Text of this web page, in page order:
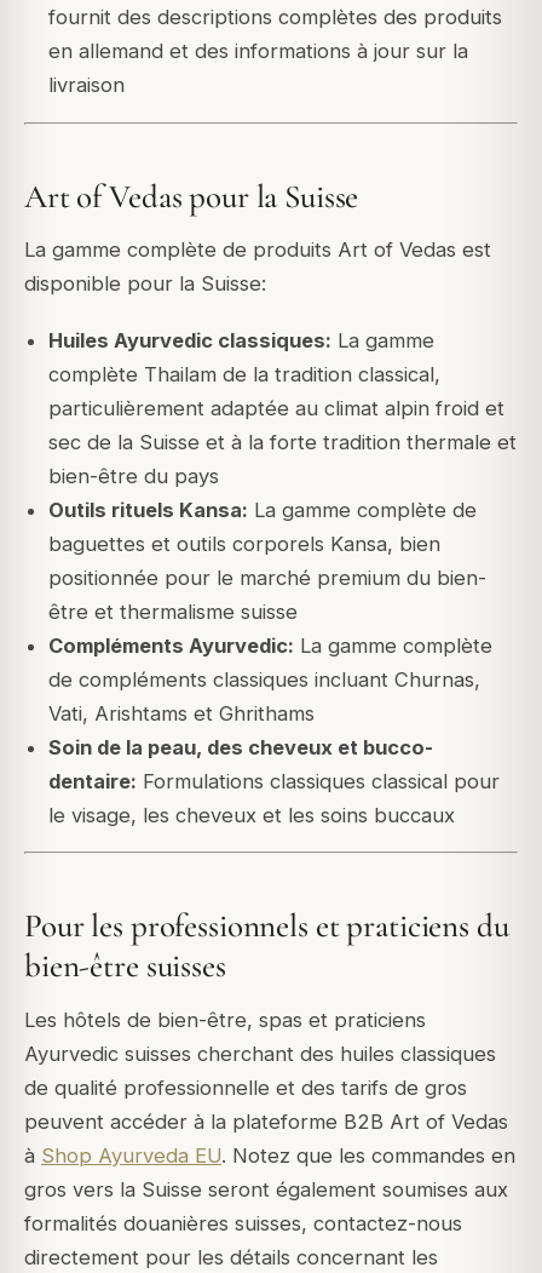
fournit des descriptions complètes des produits
en allemand et des informations à jour sur la
livraison
Art of Vedas pour la Suisse
La gamme complète de produits Art of Vedas est
disponible pour la Suisse:
Huiles Ayurvedic classiques: La gamme
complète Thailam de la tradition classical,
particulièrement adaptée au climat alpin froid et
sec de la Suisse et à la forte tradition thermale et
bien-être du pays
Outils rituels Kansa: La gamme complète de
baguettes et outils corporels Kansa, bien
positionnée pour le marché premium du bien-
être et thermalisme suisse
Compléments Ayurvedic: La gamme complète
de compléments classiques incluant Churnas,
Vati, Arishtams et Ghrithams
Soin de la peau, des cheveux et bucco-
dentaire: Formulations classiques classical pour
le visage, les cheveux et les soins buccaux
Pour les professionnels et praticiens du
bien-être suisses
Les hôtels de bien-être, spas et praticiens
Ayurvedic suisses cherchant des huiles classiques
de qualité professionnelle et des tarifs de gros
peuvent accéder à la plateforme B2B Art of Vedas
à Shop Ayurveda EU. Notez que les commandes en
gros vers la Suisse seront également soumises aux
formalités douanières suisses, contactez-nous
directement pour les détails concernant les